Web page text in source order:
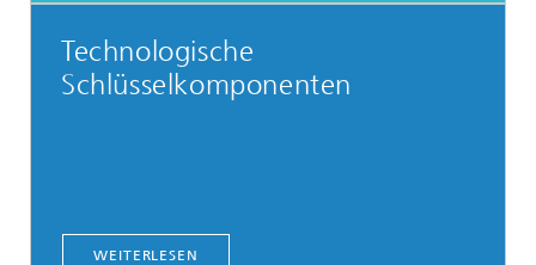
Technologische
Schlüsselkomponenten
WEITERLESEN